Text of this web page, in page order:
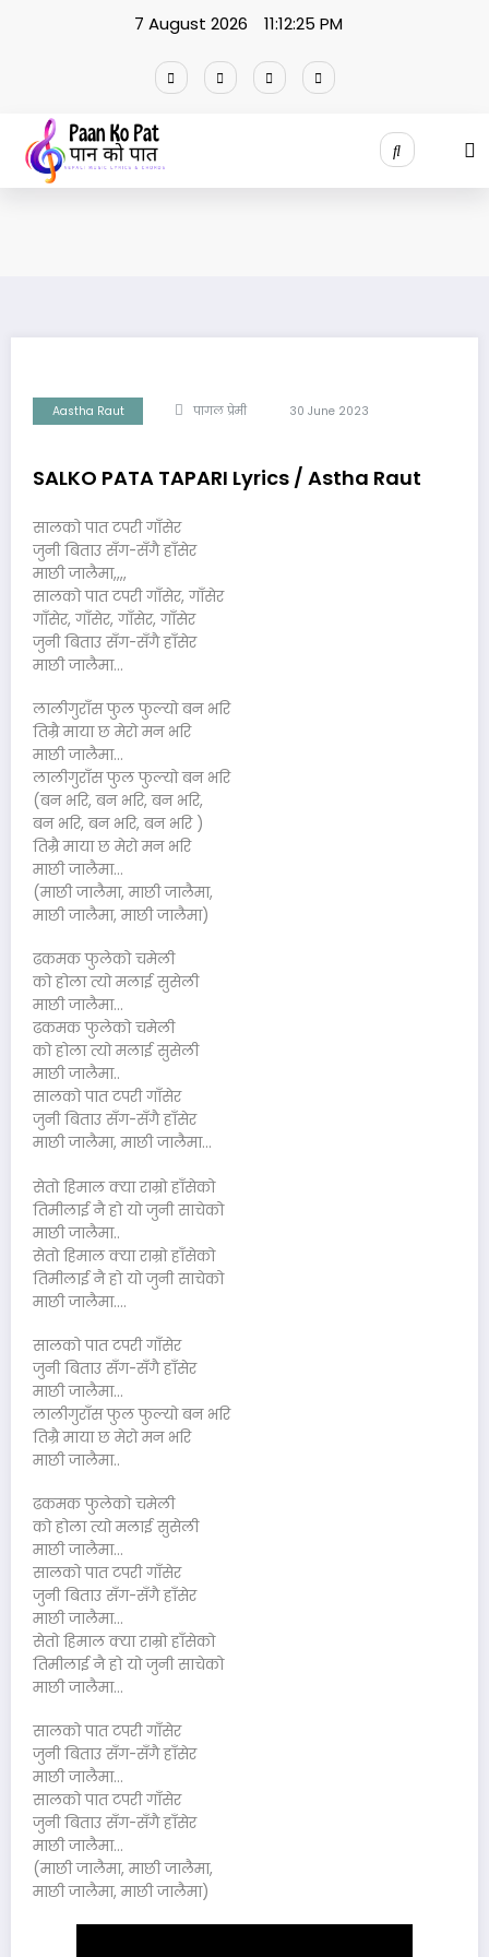
7 August 2026 11:12:26 PM
Aastha Raut पागल प्रेमी 30 June 2023
SALKO PATA TAPARI Lyrics / Astha Raut
सालको पात टपरी गाँसेर
जुनी बिताउ सँग-सँगै हाँसेर
माछी जालैमा,,,,
सालको पात टपरी गाँसेर, गाँसेर
गाँसेर, गाँसेर, गाँसेर, गाँसेर
जुनी बिताउ सँग-सँगै हाँसेर
माछी जालैमा…
लालीगुराँस फुल फुल्यो बन भरि
तिम्रै माया छ मेरो मन भरि
माछी जालैमा…
लालीगुराँस फुल फुल्यो बन भरि
(बन भरि, बन भरि, बन भरि,
बन भरि, बन भरि, बन भरि )
तिम्रै माया छ मेरो मन भरि
माछी जालैमा…
(माछी जालैमा, माछी जालैमा,
माछी जालैमा, माछी जालैमा)
ढकमक फुलेको चमेली
को होला त्यो मलाई सुसेली
माछी जालैमा…
ढकमक फुलेको चमेली
को होला त्यो मलाई सुसेली
माछी जालैमा..
सालको पात टपरी गाँसेर
जुनी बिताउ सँग-सँगै हाँसेर
माछी जालैमा, माछी जालैमा…
सेतो हिमाल क्या राम्रो हाँसेको
तिमीलाई नै हो यो जुनी साचेको
माछी जालैमा..
सेतो हिमाल क्या राम्रो हाँसेको
तिमीलाई नै हो यो जुनी साचेको
माछी जालैमा….
सालको पात टपरी गाँसेर
जुनी बिताउ सँग-सँगै हाँसेर
माछी जालैमा…
लालीगुराँस फुल फुल्यो बन भरि
तिम्रै माया छ मेरो मन भरि
माछी जालैमा..
ढकमक फुलेको चमेली
को होला त्यो मलाई सुसेली
माछी जालैमा…
सालको पात टपरी गाँसेर
जुनी बिताउ सँग-सँगै हाँसेर
माछी जालैमा…
सेतो हिमाल क्या राम्रो हाँसेको
तिमीलाई नै हो यो जुनी साचेको
माछी जालैमा…
सालको पात टपरी गाँसेर
जुनी बिताउ सँग-सँगै हाँसेर
माछी जालैमा…
सालको पात टपरी गाँसेर
जुनी बिताउ सँग-सँगै हाँसेर
माछी जालैमा…
(माछी जालैमा, माछी जालैमा,
माछी जालैमा, माछी जालैमा)